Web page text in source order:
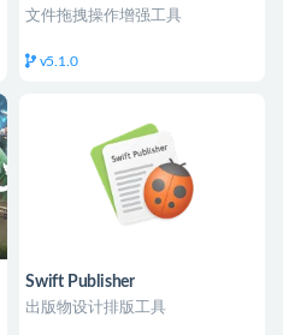
文件拖拽操作增强工具
v5.1.0
Swift Publisher
出版物设计排版工具